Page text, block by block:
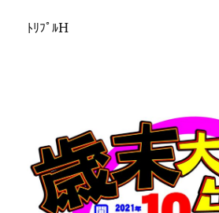
ﾄﾘﾌﾟﾙH